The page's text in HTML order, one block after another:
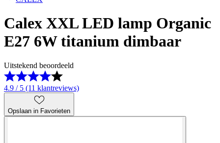
Calex XXL LED lamp Organic
E27 6W titanium dimbaar
Uitstekend beoordeeld
4.9 / 5 (11 klantreviews)
Opslaan in Favorieten